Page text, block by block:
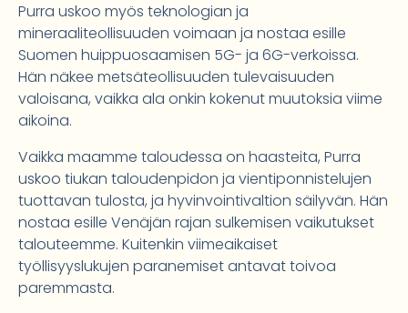
Purra uskoo myös teknologian ja
mineraaliteollisuuden voimaan ja nostaa esille
Suomen huippuosaamisen 5G- ja 6G-verkoissa.
Hän näkee metsäteollisuuden tulevaisuuden
valoisana, vaikka ala onkin kokenut muutoksia viime
aikoina.
Vaikka maamme taloudessa on haasteita, Purra
uskoo tiukan taloudenpidon ja vientiponnistelujen
tuottavan tulosta, ja hyvinvointivaltion säilyvän. Hän
nostaa esille Venäjän rajan sulkemisen vaikutukset
talouteemme. Kuitenkin viimeaikaiset
työllisyyslukujen paranemiset antavat toivoa
paremmasta.